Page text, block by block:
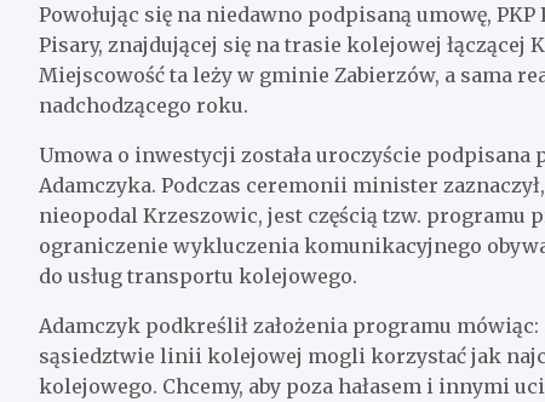
Powołując się na niedawno podpisaną umowę,
Pisary, znajdującej się na trasie kolejowej
Miejscowość ta leży w gminie Zabierzów, a sama
nadchodzącego roku.
Umowa o inwestycji została uroczyście
Adamczyka. Podczas ceremonii minister
nieopodal Krzeszowic, jest częścią tzw. programu
ograniczenie wykluczenia komunikacyjnego
do usług transportu kolejowego.
Adamczyk podkreślił założenia programu
sąsiedztwie linii kolejowej mogli korzystać jak
kolejowego. Chcemy, aby poza hałasem i innymi